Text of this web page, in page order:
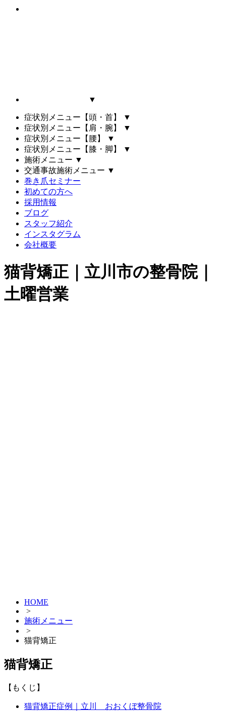
▼
症状別メニュー【頭・首】
▼
症状別メニュー【肩・腕】
▼
症状別メニュー【腰】
▼
症状別メニュー【膝・脚】
▼
施術メニュー ▼
交通事故施術メニュー ▼
巻き爪セミナー
初めての方へ
採用情報
ブログ
スタッフ紹介
インスタグラム
会社概要
猫背矯正｜立川市の整骨院｜
土曜営業
HOME
>
施術メニュー
>
猫背矯正
猫背矯正
【もくじ】
猫背矯正症例｜立川 おおくぼ整骨院